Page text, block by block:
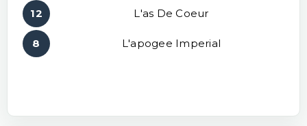
12 L'as De Coeur
8 L'apogee Imperial